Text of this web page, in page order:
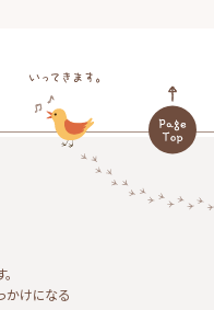
かけになる